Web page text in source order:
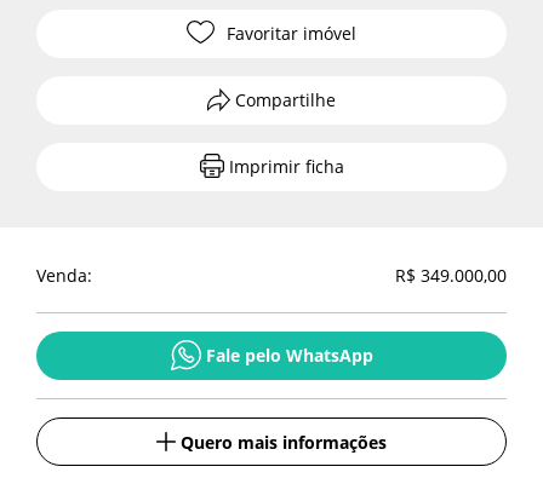
Favoritar imóvel
Compartilhe
Imprimir ficha
Venda: R$ 349.000,00
Fale pelo WhatsApp
Fale pelo WhatsApp
Quero mais informações